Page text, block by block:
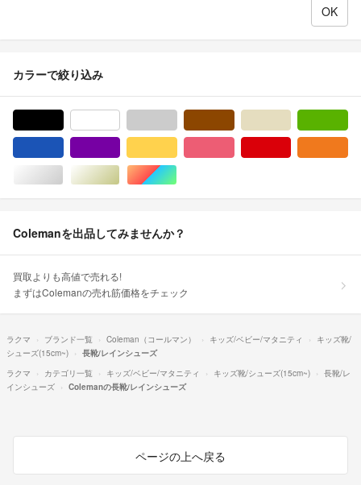
カラーで絞り込み
シルバー/銀色系ゴールド/金色系マルチカラー
Colemanを出品してみませんか？
買取よりも高値で売れる!
まずはColemanの売れ筋価格をチェック
ラクマ ブランド一覧 Coleman（コールマン） キッズ/ベビー/マタニティ
キッズ靴/
シューズ(15cm~)
長靴/レインシューズ
ラクマ
カテゴリ一覧 キッズ/ベビー/マタニティ キッズ靴/シューズ(15cm~)
長靴/レ
インシューズ
Colemanの長靴/レインシューズ
ページの上へ戻る